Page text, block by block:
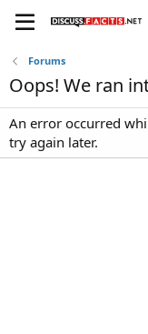
Forums
Oops! We ran
An error occurred
try again later.